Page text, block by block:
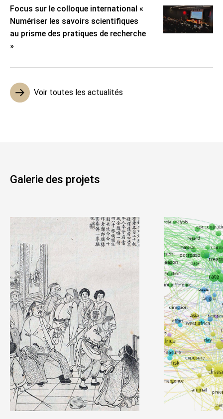
Voir toutes les actualités
Focus sur le colloque international «
Numériser les savoirs scientifiques
au prisme des pratiques de recherche
»
Galerie des projets